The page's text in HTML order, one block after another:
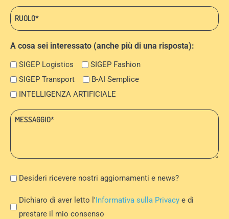
Ruolo:
*
A cosa sei interessato (anche più di una risposta):
SIGEP Logistics
SIGEP Fashion
SIGEP Transport
B-AI Semplice
INTELLIGENZA ARTIFICIALE
Messaggio:
Newsletter
Desideri ricevere nostri aggiornamenti e news?
Privacy
Policy
Dichiaro di aver letto l'Informativa sulla Privacy e di
prestare il mio consenso